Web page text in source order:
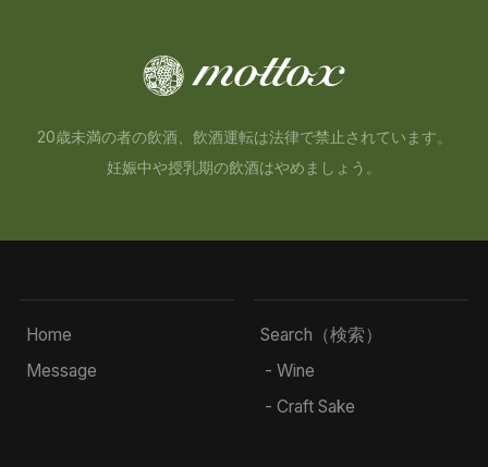
20歳未満の者の飲酒、飲酒運転は法律で禁止されています。
妊娠中や授乳期の飲酒はやめましょう。
Home
Message
Search（検索）
- Wine
- Craft Sake